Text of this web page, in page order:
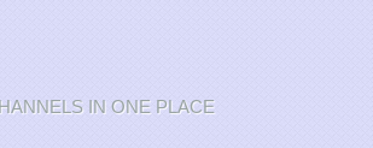
IN ONE PLACE